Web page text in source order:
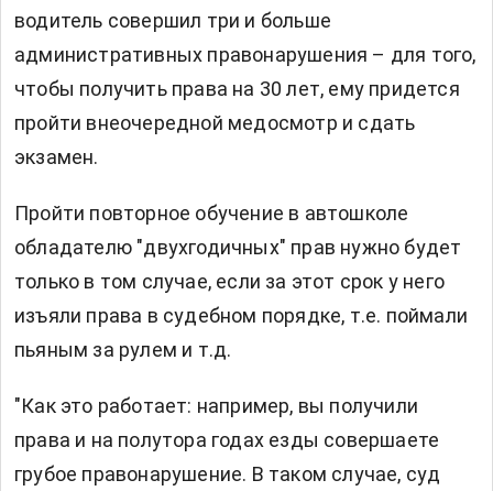
водитель совершил три и больше
административных правонарушения – для того,
чтобы получить права на 30 лет, ему придется
пройти внеочередной медосмотр и сдать
экзамен.
Пройти повторное обучение в автошколе
обладателю "двухгодичных" прав нужно будет
только в том случае, если за этот срок у него
изъяли права в судебном порядке, т.е. поймали
пьяным за рулем и т.д.
"Как это работает: например, вы получили
права и на полутора годах езды совершаете
грубое правонарушение. В таком случае, суд